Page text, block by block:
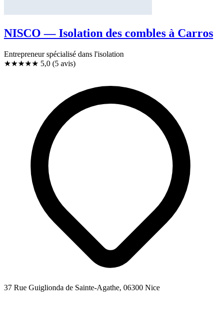
NISCO — Isolation des combles à Carros
Entrepreneur spécialisé dans l'isolation
★★★★★ 5,0 (5 avis)
37 Rue Guiglionda de Sainte-Agathe, 06300 Nice